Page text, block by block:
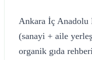
Ankara İç Anadolu
(sanayi + aile
organik gıda